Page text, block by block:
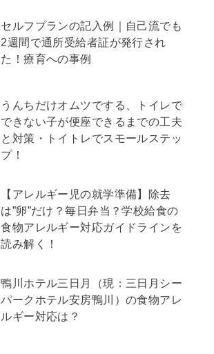
セルフプランの記入例｜自己流でも
2週間で通所受給者証が発行され
た！療育への事例
うんちだけオムツでする、トイレで
できない子が便座できるまでの工夫
と対策・トイトレでスモールステッ
プ！
【アレルギー児の就学準備】除去
は”卵”だけ？毎日弁当？学校給食の
食物アレルギー対応ガイドラインを
読み解く！
鴨川ホテル三日月（現：三日月シー
パークホテル安房鴨川）の食物アレ
ルギー対応は？